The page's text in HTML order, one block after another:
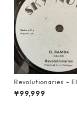
Revolutionaries –
【7-21855】
¥99,999